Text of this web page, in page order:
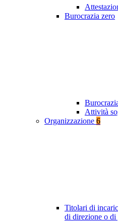
Burocrazia zero
Attività
Organizzazione 6
Titolari di
di direzione o di